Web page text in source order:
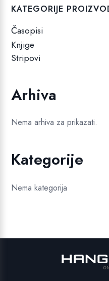
KATEGORIJE
Časopisi
Knjige
Stripovi
Arhiva
Nema arhiva za prikazati.
Kategorije
Nema kategorija